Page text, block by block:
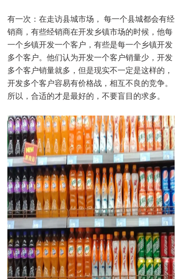
有一次：在走访县城市场， 每一个县城都会有经
销商，有些经销商在开发乡镇市场的时候，他每
一个乡镇开发一个客户，有些是每一个乡镇开发
多个客户。他们认为开发一个客户销量少，开发
多个客户销量就多，但是现实不一定是这样的，
开发多个客户容易有价格战，相互不良的竞争。
所以，合适的才是最好的，不要盲目的求多。